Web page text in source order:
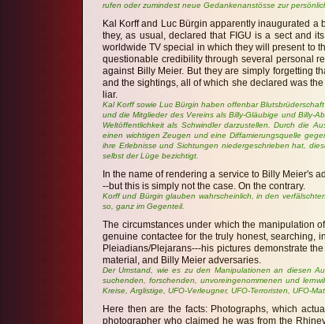
rufen oder zumindest neue Gedankenanstösse zur
Kal Korff and Luc Bürgin apparently inaugurated a
they, as usual, declared that FIGU is a sect and
worldwide TV special in which they will present to
questionable credibility through several personal
against Billy Meier. But they are simply forgetting
and the sightings, all of which she declared was
liar.
Kal Korff sowie Luc Bürgin haben offenbar
und die Mitglieder des Vereins als Billy-Gläubige und Billy-
Weltöffentlichkeit als Schwindler darzustellen. Durch die
einen wichtigen Zeugen und eine Diffamierungsquelle
ihre Erlebnisse und Sichtungen niedergeschrieben hat,
selbst der Lüge bezichtigt.
In the name of rendering a service to Billy Meier's
--but this is simply not the case. On the contrary.
Korff und Bürgin glauben wahrscheinlich, in den
so, ganz im Gegenteil.
The circumstances under which the manipulation
genuine contactee for the truly honest, searching,
Pleiadians/Plejarans---his pictures demonstrate
material, and Billy Meier adversaries.
Der Umstand, wie es zu den Manipulationen an diesen
suchenden, forschenden, unvoreingenommenen und
Kreise, Arglistige, UFO-Verleugner, UFO-Terroristen, UFO-
Here then are the facts: Photographs, which
photographer who claimed he was from the